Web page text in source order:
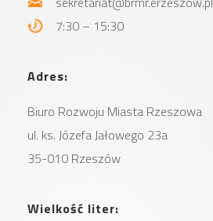
7:30 – 15:30
Adres:
Biuro Rozwoju Miasta Rzeszowa
ul. ks. Józefa Jałowego 23a
35-010 Rzeszów
Wielkość liter: